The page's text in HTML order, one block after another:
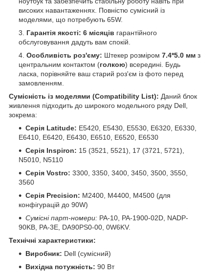
високих навантаженнях. Повністю сумісний із
моделями, що потребують 65W.
Гарантія якості: 6 місяців гарантійного
обслуговування дадуть вам спокій.
Особливість роз'єму: Штекер розміром 7.4*5.0 мм з
центральним контактом (голкою) всередині. Будь
ласка, порівняйте ваш старий роз'єм із фото перед
замовленням.
Сумісність із моделями (Compatibility List): Даний блок
живлення підходить до широкого модельного ряду Dell,
зокрема:
Серія Latitude: E5420, E5430, E5530, E6320, E6330,
E6410, E6420, E6430, E6510, E6520, E6530
Серія Inspiron: 15 (3521, 5521), 17 (3721, 5721),
N5010, N5110
Серія Vostro: 3300, 3350, 3400, 3450, 3500, 3550,
3560
Серія Precision: M2400, M4400, M4500 (для
конфігурацій до 90W)
Сумісні парт-номери: PA-10, PA-1900-02D, NADP-
90KB, PA-3E, DA90PS0-00, 0W6KV.
Технічні характеристики:
Виробник: Dell (сумісний)
Вихідна потужність: 90 Вт